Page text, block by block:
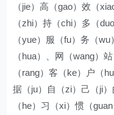
（jie）高（gao）效（
（zhi）持（chi）多（
（yue）服（fu）务（
（hua）、网（wang）
（rang）客（ke）户（
据（ju）自（zi）己（ji
（he）习（xi）惯（